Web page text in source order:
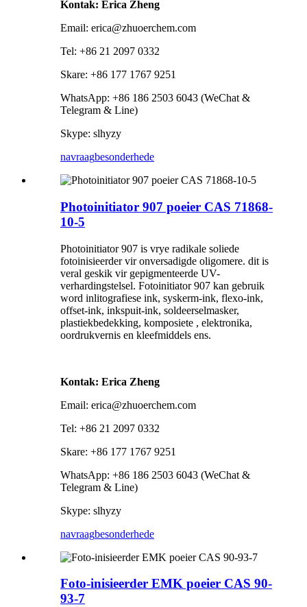
Kontak: Erica Zheng
Email: erica@zhuoerchem.com
Tel: +86 21 2097 0332
Skare: +86 177 1767 9251
WhatsApp: +86 186 2503 6043 (WeChat &
Telegram & Line)
Skype: slhyzy
navraagbesonderhede
Photoinitiator 907 poeier CAS 71868-
10-5
Photoinitiator 907 is vrye radikale soliede
fotoinisieerder vir onversadigde oligomere. dit is
veral geskik vir gepigmenteerde UV-
verhardingstelsel. Fotoinitiator 907 kan gebruik
word inlitografiese ink, syskerm-ink, flexo-ink,
offset-ink, inkspuit-ink, soldeerselmasker,
plastiekbedekking, komposiete , elektronika,
oordrukvernis en kleefmiddels ens.
Kontak: Erica Zheng
Email: erica@zhuoerchem.com
Tel: +86 21 2097 0332
Skare: +86 177 1767 9251
WhatsApp: +86 186 2503 6043 (WeChat &
Telegram & Line)
Skype: slhyzy
navraagbesonderhede
Foto-inisieerder EMK poeier CAS 90-
93-7